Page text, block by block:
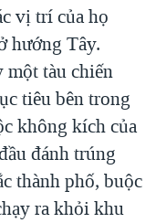
NÔNG THÔN MỸ
vị trí của họ
hướng Tây.
tàu chiến
tiêu bên trong
không kích của
đánh trúng
thành phố, buộc
ra khỏi khu